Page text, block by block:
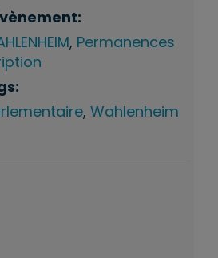
, Permanences
,Wahlenheim